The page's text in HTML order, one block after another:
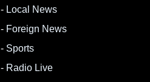
- Local News
- Foreign News
- Sports
- Radio Live